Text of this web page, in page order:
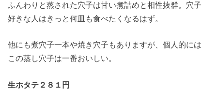
ふんわりと蒸された穴子は甘い煮詰めと相性抜群。穴子
好きな人はきっと何皿も食べたくなるはず。
他にも煮穴子一本や焼き穴子もありますが、個人的には
この蒸し穴子は一番おいしい。
生ホタテ２８１円